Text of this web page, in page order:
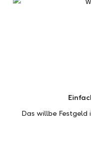
Das willbe Festgeld